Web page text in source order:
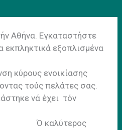
Αθήνα. Εγκαταστήστε
εκπληκτικά εξοπλισμένα
κύρους ενοικίασης
τούς πελάτες σας.
νά έχει τόν
του.